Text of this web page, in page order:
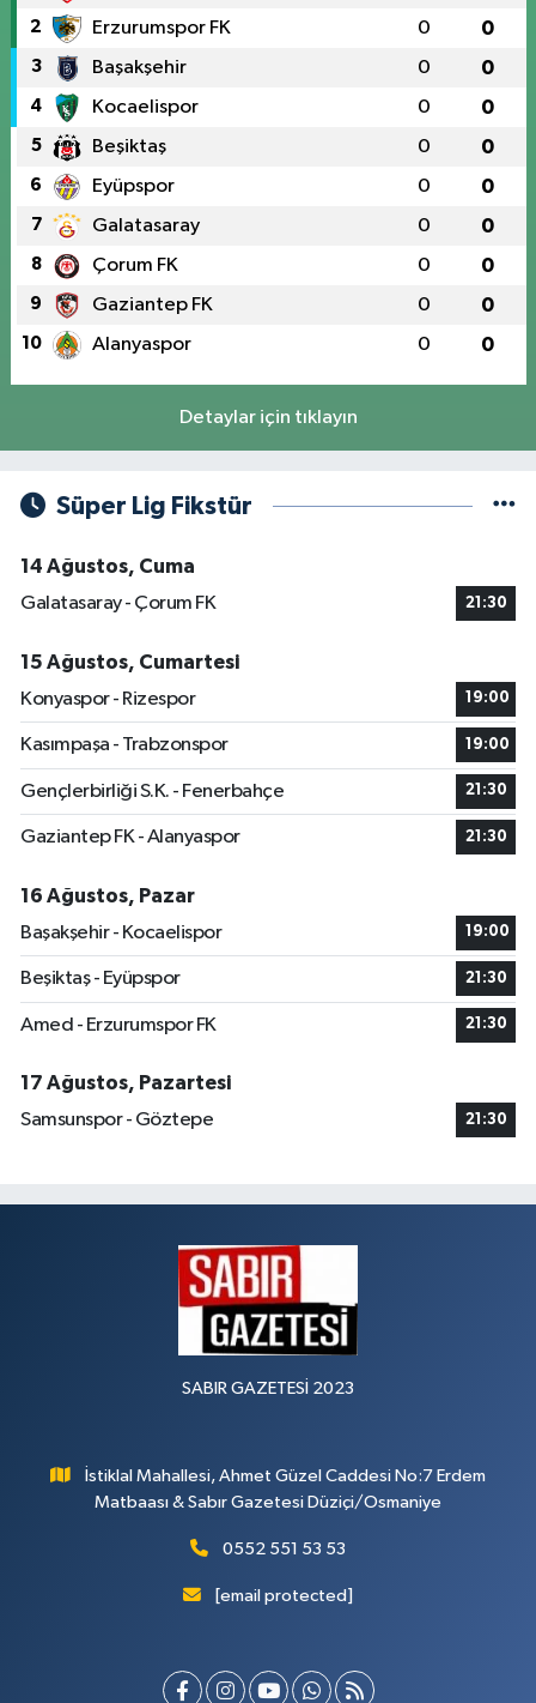
2 Erzurumspor FK 0 0
3 Başakşehir 0 0
4 Kocaelispor 0 0
5 Beşiktaş 0 0
6 Eyüpspor 0 0
7 Galatasaray 0 0
8 Çorum FK 0 0
9 Gaziantep FK 0 0
10 Alanyaspor 0 0
Detaylar için tıklayın
Süper Lig Fikstür
14 Ağustos, Cuma
Galatasaray - Çorum FK
21:30
15 Ağustos, Cumartesi
Konyaspor - Rizespor
19:00
Kasımpaşa - Trabzonspor 19:00
Gençlerbirliği S.K. - Fenerbahçe 21:30
Gaziantep FK - Alanyaspor 21:30
16 Ağustos, Pazar
Başakşehir - Kocaelispor
19:00
Beşiktaş - Eyüpspor 21:30
Amed - Erzurumspor FK 21:30
17 Ağustos, Pazartesi
Samsunspor - Göztepe
21:30
SABIR GAZETESİ 2023
İstiklal Mahallesi, Ahmet Güzel Caddesi No:7 Erdem
Matbaası & Sabır Gazetesi Düziçi/Osmaniye
0552 551 53 53
[email protected]